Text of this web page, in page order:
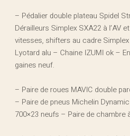
– Pédalier double plateau Spidel
Dérailleurs Simplex SXA22 à l’AV
vitesses, shifters au cadre
Lyotard alu – Chaine IZUMI ok –
gaines neuf.
– Paire de roues MAVIC double
– Paire de pneus Michelin
700×23 neufs – Paire de chambre